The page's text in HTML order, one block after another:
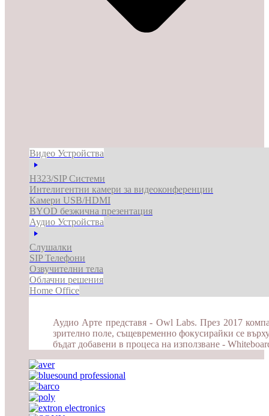
Видео Устройства
H323/SIP Системи
Интелигентни камери за видеоконференции
Камери USB/HDMI
BYOD безжична презентация
Аудио Устройства
Слушалки
SIP Телефони
Озвучителни тела
Облачни решения
Home Office
Аудио Арте представя - Owl Labs. През 2017
зрително поле, същевременно фокусирайки се
бъдат добавени в процеса на използване -